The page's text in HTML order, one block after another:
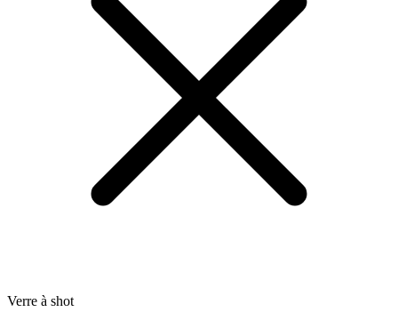
Verre à shot